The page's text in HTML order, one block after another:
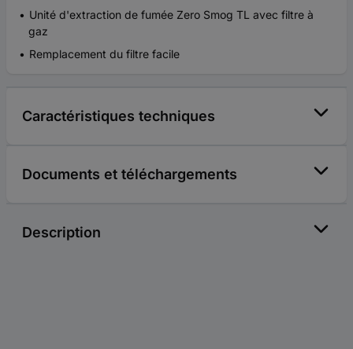
Unité d'extraction de fumée Zero Smog TL avec filtre à
gaz
Remplacement du filtre facile
Caractéristiques techniques
Documents et téléchargements
Description